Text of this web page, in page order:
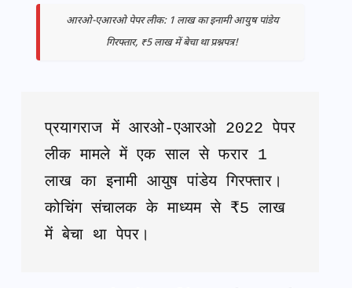
आरओ-एआरओ पेपर लीक: 1 लाख का इनामी आयुष पांडेय
गिरफ्तार, ₹5 लाख में बेचा था प्रश्नपत्र!
प्रयागराज में आरओ-एआरओ 2022 पेपर
लीक मामले में एक साल से फरार 1
लाख का इनामी आयुष पांडेय गिरफ्तार।
कोचिंग संचालक के माध्यम से ₹5 लाख
में बेचा था पेपर।